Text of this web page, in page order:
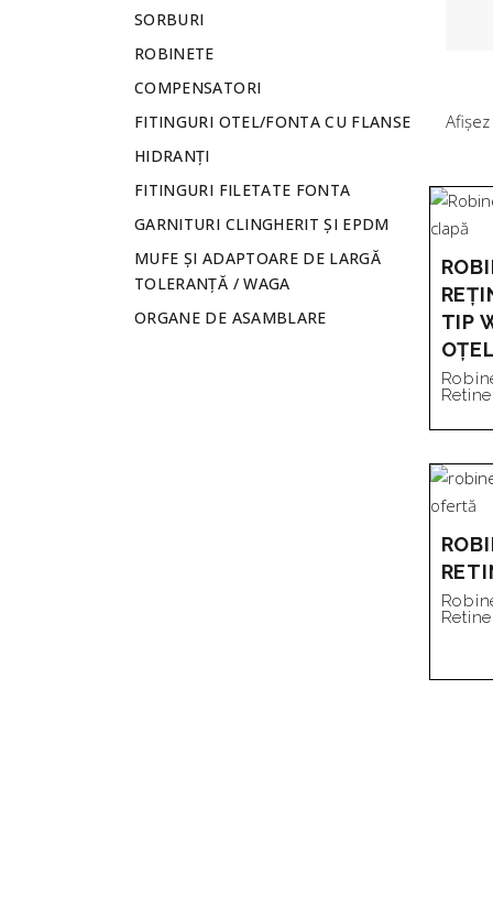
TIP
SORBURI
ROBINETE
COMPENSATORI
FITINGURI OTEL/FONTA CU FLANSE
HIDRANȚI
FITINGURI FILETATE FONTA
GARNITURI CLINGHERIT ȘI EPDM
MUFE ȘI ADAPTOARE DE LARGĂ
TOLERANȚĂ / WAGA
ORGANE DE ASAMBLARE